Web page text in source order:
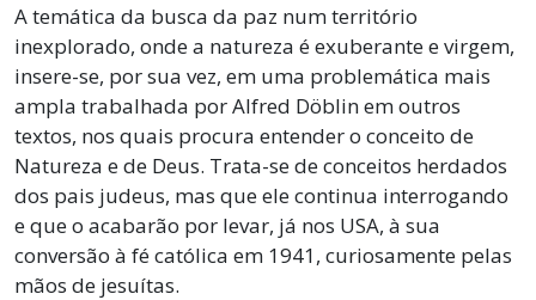
A temática da busca da paz num território
inexplorado, onde a natureza é exuberante e virgem,
insere-se, por sua vez, em uma problemática mais
ampla trabalhada por Alfred Döblin em outros
textos, nos quais procura entender o conceito de
Natureza e de Deus. Trata-se de conceitos herdados
dos pais judeus, mas que ele continua interrogando
e que o acabarão por levar, já nos USA, à sua
conversão à fé católica em 1941, curiosamente pelas
mãos de jesuítas.